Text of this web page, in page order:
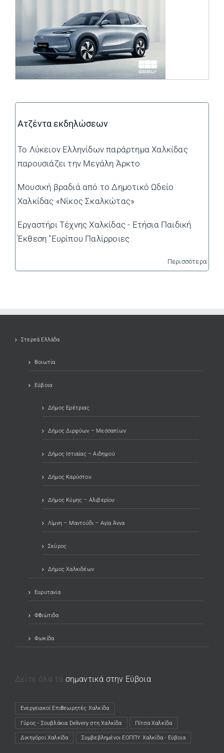
Ατζέντα εκδηλώσεων
Το Λύκειον Ελληνίδων παράρτημα Χαλκίδας
παρουσιάζει την Μεγάλη Άρκτο
Μουσική βραδιά από το Δημοτικό Ωδείο
Χαλκίδας «Νίκος Σκαλκώτας»
Εργαστήρι Τέχνης Χαλκίδας - Ετήσια Παιδική
Έκθεση "Ευρίπου Παλίρροιες
Περισσότερα
Στερεά Ελλάδα
Βοιωτία
Εύβοια
Δήμος Ερέτριας
Δήμος Διρφύων – Μεσσαπίων
Δήμος Ιστιαίας – Αιδηψού
Δήμος Καρύστου
Δήμος Κύμης – Αλιβερίου
Λίμνη – Μαντούδι – Αγία Άννα
Σκύρος
Δήμος Χαλκιδέων
Ευρυτανία
Φθιώτιδα
Φωκίδα
Δείτε όλα τα σημαντικά στην Εύβοια
Ενεργειακοί Επιθεωρητές Χαλκίδα
(opens in a new tab)
Γύρος - Σουβλάκια Delivery στη Χαλκίδα
(opens in a new tab) Πίτσα Χαλκίδα
(opens in a new tab)
Δικηγόροι Χαλκίδα
(opens in a new tab) Συμβεβλημένοι ΕΟΠΠΥ Χαλκίδα - Εύβοια
(opens in a new tab)